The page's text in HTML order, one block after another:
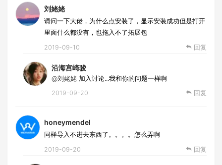
刘姥姥
请问一下大佬，为什么点安装了，显示安装成功但是打开
里面什么都没有，也拖入不了拓展包
2019-09-10 回复
沿海宫崎骏
@刘姥姥 加入讨论...我和你的问题一样啊
2019-09-20 回复
honeymendel
同样导入不进去东西了。。。。怎么弄啊
2019-09-20 回复